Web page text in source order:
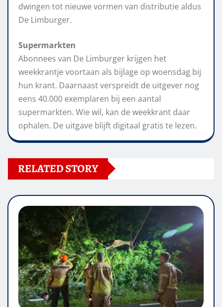
dwingen tot nieuwe vormen van distributie aldus
De Limburger.
Supermarkten
Abonnees van De Limburger krijgen het
weekkrantje voortaan als bijlage op woensdag bij
hun krant. Daarnaast verspreidt de uitgever nog
eens 40.000 exemplaren bij een aantal
supermarkten. Wie wil, kan de weekkrant daar
ophalen. De uitgave blijft digitaal gratis te lezen.
RELATED STORY